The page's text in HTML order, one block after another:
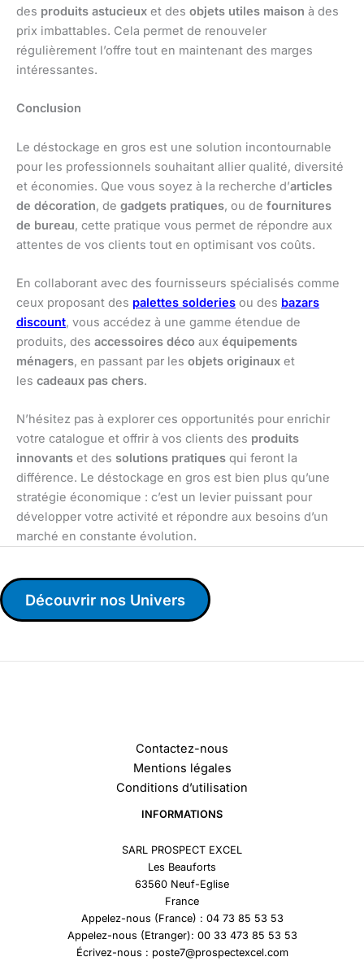
des produits astucieux et des objets utiles maison à des
prix imbattables. Cela permet de renouveler
régulièrement l’offre tout en maintenant des marges
intéressantes.
Conclusion
Le déstockage en gros est une solution incontournable
pour les professionnels souhaitant allier qualité, diversité
et économies. Que vous soyez à la recherche d’articles
de décoration, de gadgets pratiques, ou de fournitures
de bureau, cette pratique vous permet de répondre aux
attentes de vos clients tout en optimisant vos coûts.
En collaborant avec des fournisseurs spécialisés comme
ceux proposant des palettes solderies ou des bazars
discount, vous accédez à une gamme étendue de
produits, des accessoires déco aux équipements
ménagers, en passant par les objets originaux et
les cadeaux pas chers.
N’hésitez pas à explorer ces opportunités pour enrichir
votre catalogue et offrir à vos clients des produits
innovants et des solutions pratiques qui feront la
différence. Le déstockage en gros est bien plus qu’une
stratégie économique : c’est un levier puissant pour
développer votre activité et répondre aux besoins d’un
marché en constante évolution.
Découvrir nos Univers
Contactez-nous
Mentions légales
Conditions d’utilisation
INFORMATIONS
SARL PROSPECT EXCEL
Les Beauforts
63560 Neuf-Eglise
France
Appelez-nous (France) : 04 73 85 53 53
Appelez-nous (Etranger): 00 33 473 85 53 53
Écrivez-nous : poste7@prospectexcel.com